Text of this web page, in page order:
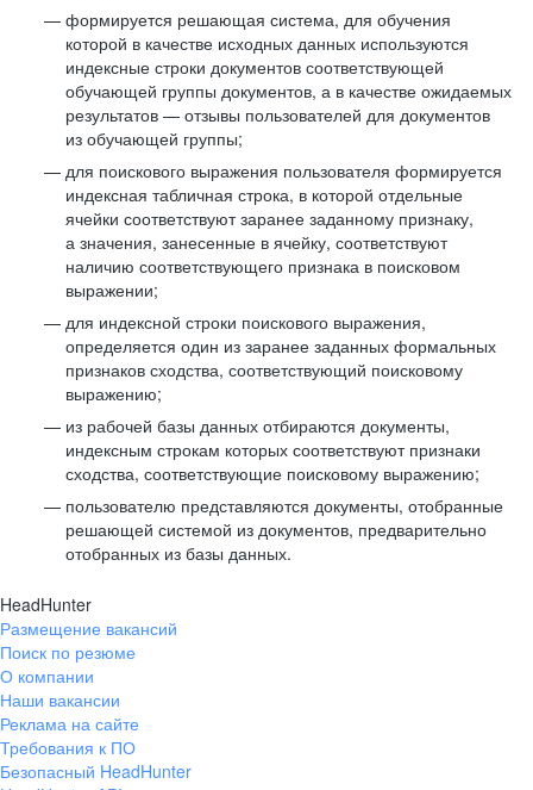
формируется решающая система, для обучения
которой в качестве исходных данных используются
индексные строки документов соответствующей
обучающей группы документов, а в качестве ожидаемых
результатов — отзывы пользователей для документов
из обучающей группы;
для поискового выражения пользователя формируется
индексная табличная строка, в которой отдельные
ячейки соответствуют заранее заданному признаку,
а значения, занесенные в ячейку, соответствуют
наличию соответствующего признака в поисковом
выражении;
для индексной строки поискового выражения,
определяется один из заранее заданных формальных
признаков сходства, соответствующий поисковому
выражению;
из рабочей базы данных отбираются документы,
индексным строкам которых соответствуют признаки
сходства, соответствующие поисковому выражению;
пользователю представляются документы, отобранные
решающей системой из документов, предварительно
отобранных из базы данных.
HeadHunter
Размещение вакансий
Поиск по резюме
О компании
Наши вакансии
Реклама на сайте
Требования к ПО
Безопасный HeadHunter